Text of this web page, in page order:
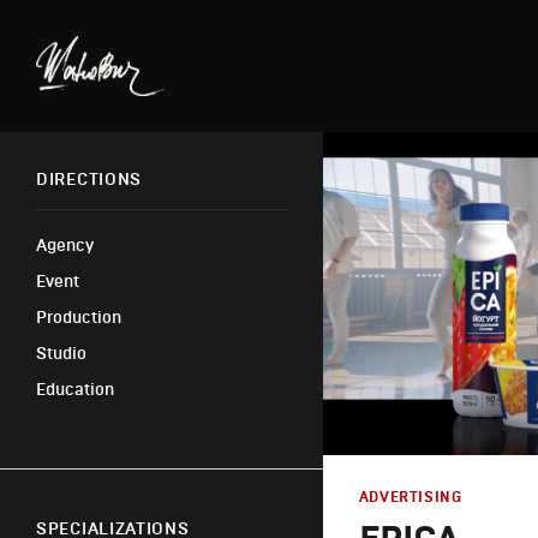
DIRECTIONS
Agency
Event
Production
Studio
Education
SPECIALIZATIONS
ADVERTISING